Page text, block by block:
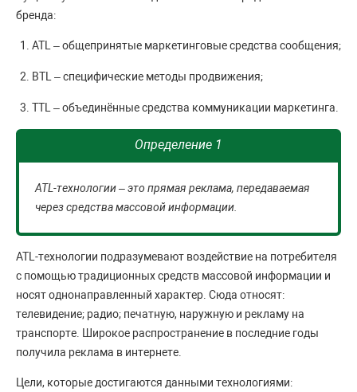
бренда:
АТL – общепринятые маркетинговые средства сообщения;
ВТL – специфические методы продвижения;
ТТL – объединённые средства коммуникации маркетинга.
Определение 1
АТL-технологии – это прямая реклама, передаваемая
через средства массовой информации.
АТL-технологии подразумевают воздействие на потребителя
с помощью традиционных средств массовой информации и
носят однонаправленный характер. Сюда относят:
телевидение; радио; печатную, наружную и рекламу на
транспорте. Широкое распространение в последние годы
получила реклама в интернете.
Цели, которые достигаются данными технологиями: